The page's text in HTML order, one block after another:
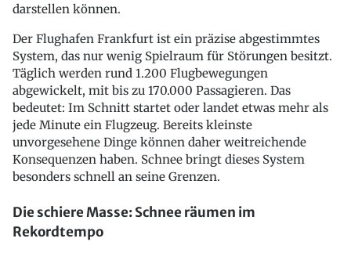
darstellen können.
Der Flughafen Frankfurt ist ein präzise abgestimmtes
System, das nur wenig Spielraum für Störungen besitzt.
Täglich werden rund 1.200 Flugbewegungen
abgewickelt, mit bis zu 170.000 Passagieren. Das
bedeutet: Im Schnitt startet oder landet etwas mehr als
jede Minute ein Flugzeug. Bereits kleinste
unvorgesehene Dinge können daher weitreichende
Konsequenzen haben. Schnee bringt dieses System
besonders schnell an seine Grenzen.
Die schiere Masse: Schnee räumen im
Rekordtempo